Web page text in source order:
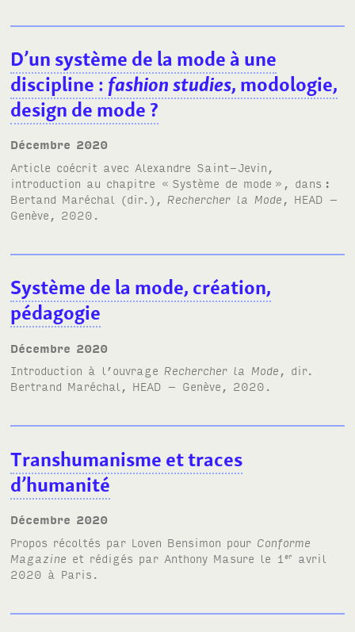
D’un système de la mode à une
discipline : fashion studies, modologie,
design de mode ?
décembre 2020
Article coécrit avec Alexandre Saint-Jevin,
introduction au chapitre « Système de mode », dans :
Bertand Maréchal (dir.), Rechercher la Mode , HEAD –
Genève, 2020.
Système de la mode, création,
pédagogie
décembre 2020
Introduction à l’ouvrage Rechercher la Mode , dir.
Bertrand Maréchal, HEAD – Genève, 2020.
Transhumanisme et traces
d’humanité
décembre 2020
Propos récoltés par Loven Bensimon pour Conforme
Magazine et rédigés par Anthony Masure le 1 er
avril
2020 à Paris.